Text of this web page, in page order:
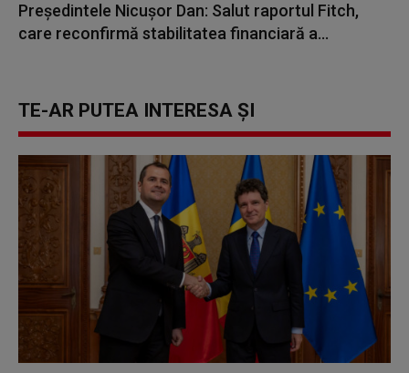
Preşedintele Nicuşor Dan: Salut raportul Fitch,
care reconfirmă stabilitatea financiară a...
TE-AR PUTEA INTERESA ȘI